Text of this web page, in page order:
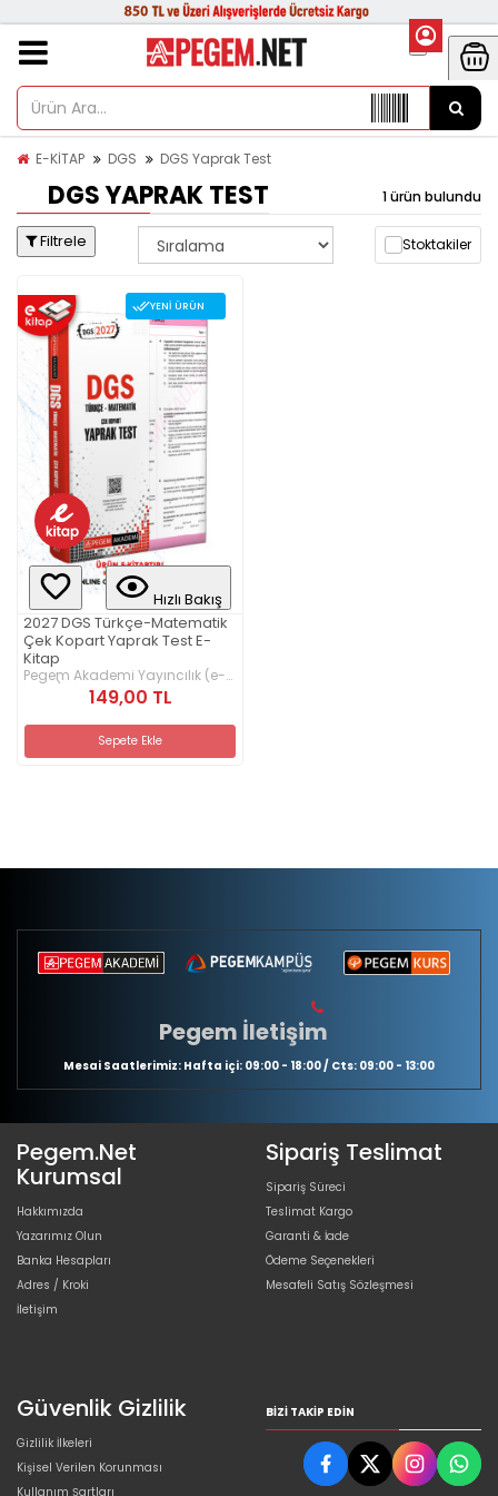
E-KİTAP DGS DGS Yaprak Test
DGS YAPRAK TEST 1 ürün bulundu
Filtrele Stoktakiler
YENI ÜRÜN
Hızlı Bakış
2027 DGS Türkçe-Matematik
Çek Kopart Yaprak Test E-
Kitap
Pegem Akademi Yayıncılık (e-
kitap) 149,00 TL
Sepete Ekle
Pegem İletişim
Mesai Saatlerimiz: Hafta içi: 09:00 - 18:00 / Cts: 09:00 - 13:00
Pegem.Net
Kurumsal
Hakkımızda
Yazarımız Olun
Banka Hesapları
Adres / Kroki
İletişim
Sipariş Teslimat
Sipariş Süreci
Teslimat Kargo
Garanti & İade
Ödeme Seçenekleri
Mesafeli Satış Sözleşmesi
Güvenlik Gizlilik
Gizlilik İlkeleri
Kişisel Verilen Korunması
Kullanım Şartları
BIZI TAKIP EDIN